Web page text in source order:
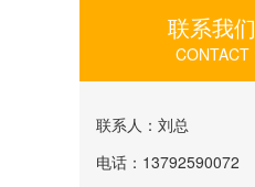
联系我们
CONTACT
联系人：刘总
电话：13792590072